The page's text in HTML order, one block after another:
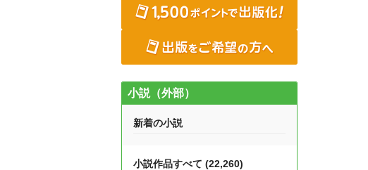
小説（外部）
新着の小説
小説作品すべて (22,260)